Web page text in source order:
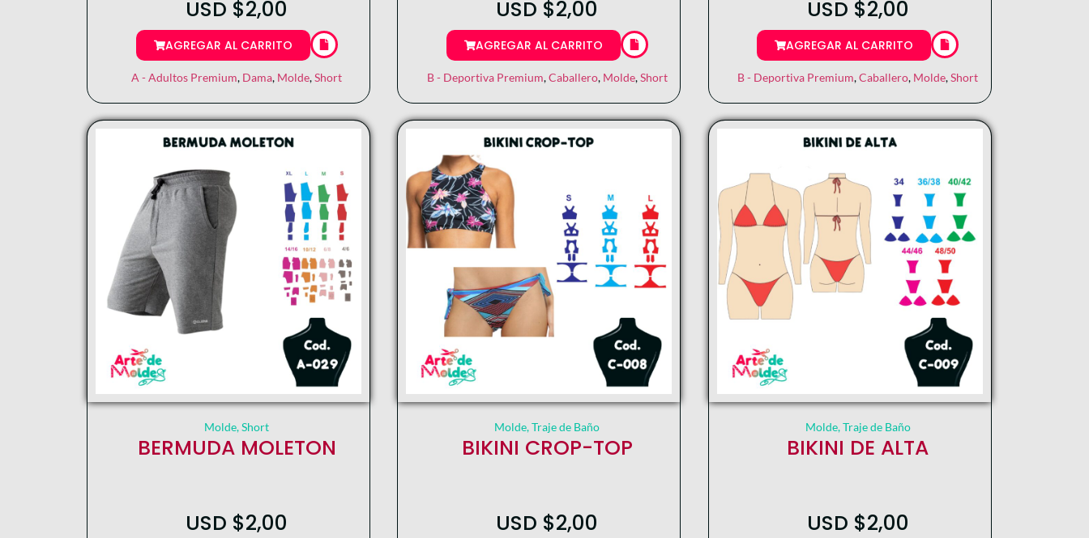
USD $2,00
AGREGAR AL CARRITO
A - Adultos Premium, Dama, Molde,Short
USD $2,00
AGREGAR AL CARRITO
B - Deportiva Premium,Caballero, Molde,Short
USD $2,00
AGREGAR AL CARRITO
B - Deportiva Premium,Caballero, Molde,Short
Molde,Short
BERMUDA MOLETON
USD $2,00
Molde,Traje de Baño
BIKINI CROP-TOP
USD $2,00
Molde,Traje de Baño
BIKINI DE ALTA
USD $2,00